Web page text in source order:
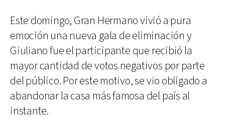
Este domingo, Gran Hermano vivió a pura
emoción una nueva gala de eliminación y
Giuliano fue el participante que recibió la
mayor cantidad de votos negativos por parte
del público. Por este motivo, se vio obligado a
abandonar la casa más famosa del país al
instante.